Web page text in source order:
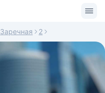
Заречная 2